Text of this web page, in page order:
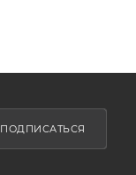
ПОДПИСАТЬСЯ